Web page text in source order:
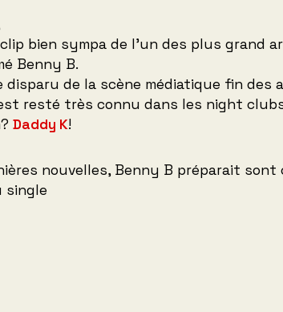
bien sympa de l’un des plus grand
Benny B.
disparu de la scène médiatique fin des
resté très connu dans les night
Daddy K!
nouvelles, Benny B préparait sont
single